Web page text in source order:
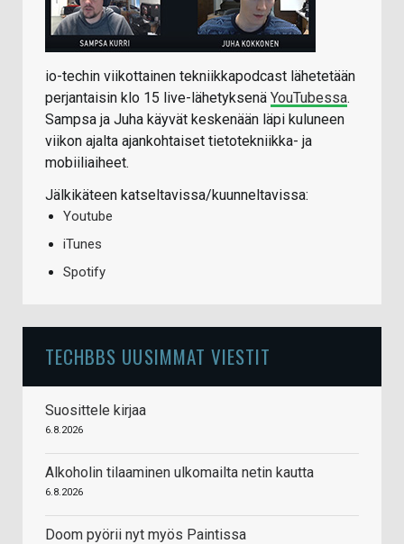
io-techin viikottainen tekniikkapodcast lähetetään
perjantaisin klo 15 live-lähetyksenä YouTubessa.
Sampsa ja Juha käyvät keskenään läpi kuluneen
viikon ajalta ajankohtaiset tietotekniikka- ja
mobiiliaiheet.
Jälkikäteen katseltavissa/kuunneltavissa:
Youtube
iTunes
Spotify
TECHBBS UUSIMMAT VIESTIT
Suosittele kirjaa
6.8.2026
Alkoholin tilaaminen ulkomailta netin kautta
6.8.2026
Doom pyörii nyt myös Paintissa